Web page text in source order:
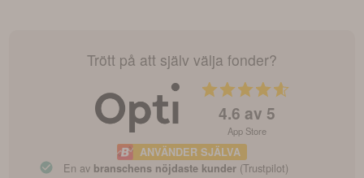
Trött på att själv välja fonder?
4.6 av 5
App Store
ANVÄNDER SJÄLVA
En av branschens nöjdaste kunder (Trustpilot)